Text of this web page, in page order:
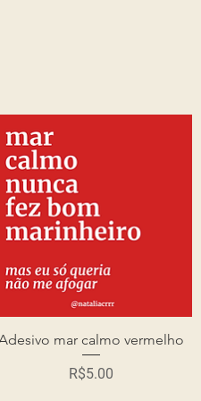
Quick View
mar calmo vermelho
Price
R$5.00